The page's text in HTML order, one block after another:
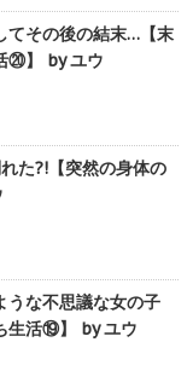
てその後の結末…【末
⑳】 by ユウ
た?!【突然の身体の
うな不思議な女の子
生活⑲】 by ユウ